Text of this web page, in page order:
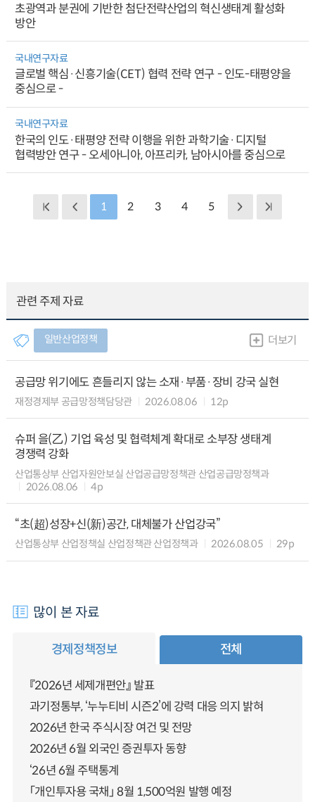
초광역과 분권에 기반한 첨단전략산업의 혁신생태계 활성화
방안
국내연구자료
글로벌 핵심·신흥기술(CET) 협력 전략 연구 - 인도-태평양을
중심으로 -
국내연구자료
한국의 인도·태평양 전략 이행을 위한 과학기술·디지털
협력방안 연구 - 오세아니아, 아프리카, 남아시아를 중심으로
1 2 3 4 5
관련 주제 자료
일반산업정책 더보기
공급망 위기에도 흔들리지 않는 소재·부품·장비 강국 실현
재정경제부 공급망정책담당관 2026.08.06 12p
슈퍼 을(乙) 기업 육성 및 협력체계 확대로 소부장 생태계
경쟁력 강화
산업통상부 산업자원안보실 산업공급망정책관 산업공급망정책과
2026.08.06
4p
“초(超)성장+신(新)공간, 대체불가 산업강국”
산업통상부 산업정책실 산업정책관 산업정책과 2026.08.05 29p
많이 본 자료
경제정책정보 전체
『2026년 세제개편안』 발표
과기정통부, ‘누누티비 시즌2’에 강력 대응 의지 밝혀
2026년 한국 주식시장 여건 및 전망
2026년 6월 외국인 증권투자 동향
‘26년 6월 주택통계
「개인투자용 국채」 8월 1,500억원 발행 예정